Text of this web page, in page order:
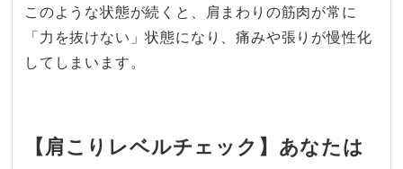
このような状態が続くと、肩まわりの筋肉が常に
「力を抜けない」状態になり、痛みや張りが慢性化
してしまいます。
【肩こりレベルチェック】あなたは